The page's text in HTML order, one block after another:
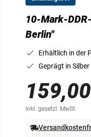
10-Mark-
Berlin"
Erhältlich in der
Geprägt in
inkl. gesetzl. MwSt.